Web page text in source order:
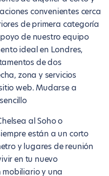
convenientes cerca
de primera categoría
de nuestro equipo
ideal en Londres,
de dos
zona y servicios
web. Mudarse a
al Soho o
están a un corto
y lugares de reunión
en tu nuevo
mobiliario y una